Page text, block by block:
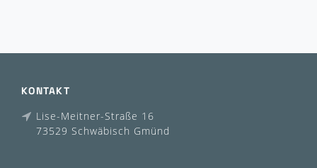
KONTAKT
Lise-Meitner-Straße 16
73529 Schwäbisch Gmünd